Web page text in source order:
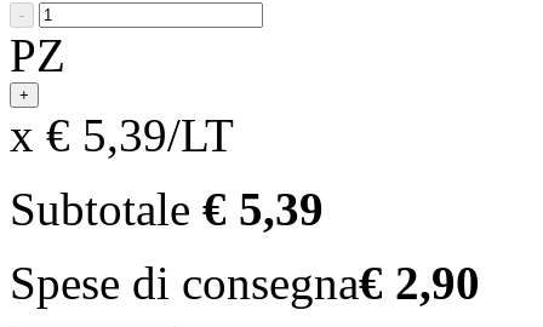
-
PZ
+
x € 5,39/LT
Subtotale € 5,39
Spese di consegna€ 2,90